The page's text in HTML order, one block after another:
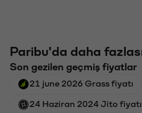
Paribu'da daha
Son gezilen geçmiş fiyatlar
21 june 2026 Grass fiyatı
24 Haziran 2024 Jito fiyatı